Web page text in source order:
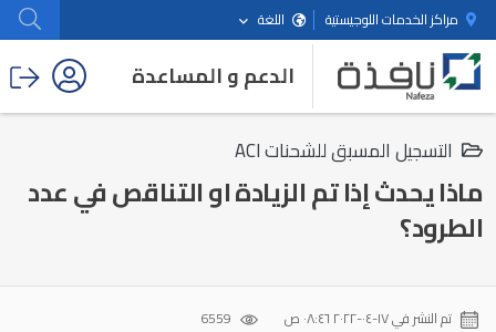
مراكز الخدمات اللوجيستية اللغة
الدعم و المساعدة
التسجيل المسبق للشحنات ACI
ماذا يحدث إذا تم الزيادة او التناقص في عدد
الطرود؟
تم النشر في١٧-٠٤-٢٠٢٢ ٠٨:٤٦ ص 6559